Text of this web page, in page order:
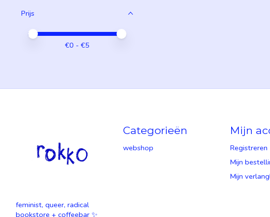
Prijs
Minimale prijswaarde
Price maximum value
€0 - €5
feminist, queer, radical
bookstore + coffeebar ✨
Categorieën
webshop
Mijn
Registreren
Mijn
Mijn